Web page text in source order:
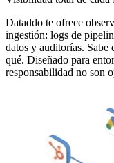
Dataddo te ofrece
ingestión: logs de
datos y auditorías.
qué. Diseñado para
responsabilidad no son